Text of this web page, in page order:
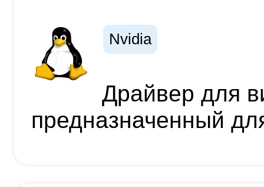
Nvidia
Драйвер для
предназначенный